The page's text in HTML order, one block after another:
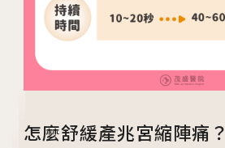
怎麼舒緩產兆宮縮陣痛？